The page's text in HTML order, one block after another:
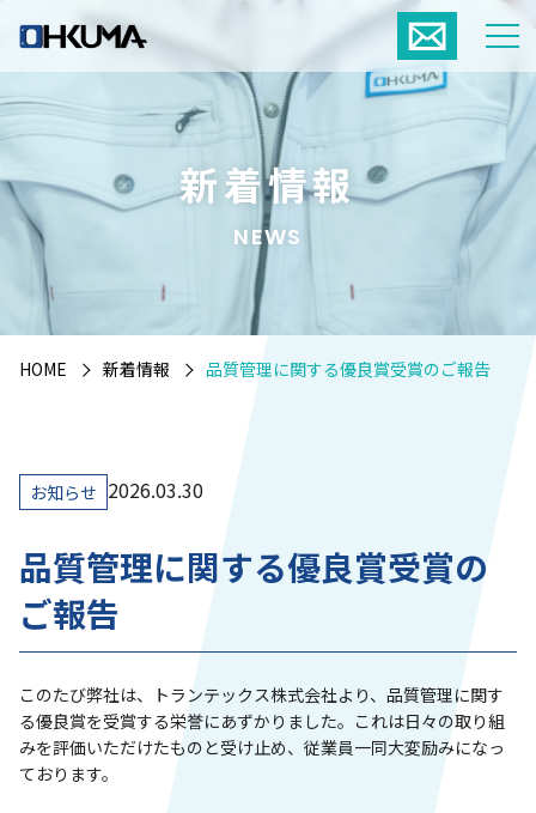
新着情報
NEWS
HOME 新着情報 品質管理に関する優良賞受賞のご報告
お知らせ 2026.03.30
品質管理に関する優良賞受賞の
ご報告
このたび弊社は、トランテックス株式会社より、品質管理に関す
る優良賞を受賞する栄誉にあずかりました。これは日々の取り組
みを評価いただけたものと受け止め、従業員一同大変励みになっ
ております。